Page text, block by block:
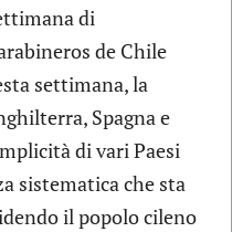
di
de Chile
settimana, la
Spagna e
di vari Paesi
sistematica che sta
il popolo cileno